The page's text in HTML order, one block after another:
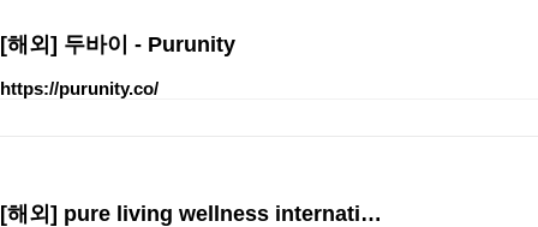
[해외] 두바이 - Purunity
https://purunity.co/
[해외] pure living wellness internati…